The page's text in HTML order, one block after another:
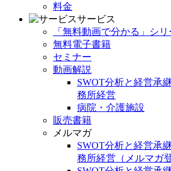
料金
サービス
「無料動画で分かる」シ
無料電子書籍
セミナー
動画解説
SWOT分析と経営承
務所経営
病院・介護施設
販売書籍
メルマガ
SWOT分析と経営承
務所経営（メルマガ